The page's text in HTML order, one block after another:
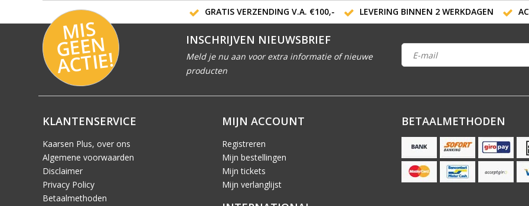
GRATIS VERZENDING V.A. €100,- LEVERING BINNEN 2 WERKDAGEN
MI
S
G
E
E
N
A
C
TI
E!
INSCHRIJVEN NIEUWSBRIEF
Meld je nu aan voor extra informatie of nieuwe
producten
KLANTENSERVICE
Kaarsen Plus, over ons
Algemene voorwaarden
Disclaimer
Privacy Policy
Betaalmethoden
MIJN ACCOUNT
Registreren
Mijn bestellingen
Mijn tickets
Mijn verlanglijst
BETAALMETHODEN